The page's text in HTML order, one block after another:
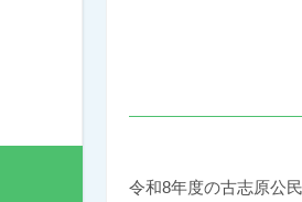
令和8年度の古志原公